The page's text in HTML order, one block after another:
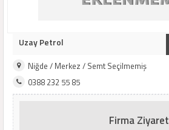
Uzay Petrol
Niğde / Merkez / Semt Seçilmemiş
0388 232 55 85
Firma Ziyaret